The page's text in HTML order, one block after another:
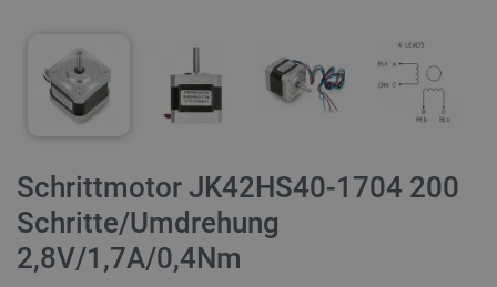
Schrittmotor JK42HS40-1704 200
Schritte/Umdrehung
2,8V/1,7A/0,4Nm